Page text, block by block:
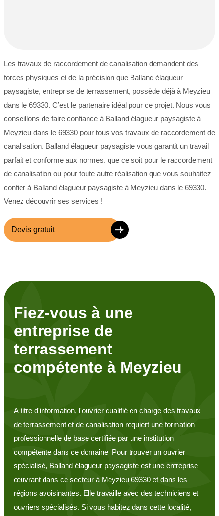
Les travaux de raccordement de canalisation demandent des
forces physiques et de la précision que Balland élagueur
paysagiste, entreprise de terrassement, possède déjà à Meyzieu
dans le 69330. C’est le partenaire idéal pour ce projet. Nous vous
conseillons de faire confiance à Balland élagueur paysagiste à
Meyzieu dans le 69330 pour tous vos travaux de raccordement de
canalisation. Balland élagueur paysagiste vous garantit un travail
parfait et conforme aux normes, que ce soit pour le raccordement
de canalisation ou pour toute autre réalisation que vous souhaitez
confier à Balland élagueur paysagiste à Meyzieu dans le 69330.
Venez découvrir ses services !
Devis gratuit
Fiez-vous à une
entreprise de
terrassement
compétente à Meyzieu
À titre d'information, l'ouvrier qualifié en charge des travaux
de terrassement et de canalisation requiert une formation
professionnelle de base certifiée par une institution
compétente dans ce domaine. Pour trouver un ouvrier
spécialisé, Balland élagueur paysagiste est une entreprise
œuvrant dans ce secteur à Meyzieu 69330 et dans les
régions avoisinantes. Elle travaille avec des techniciens et
ouvriers spécialisés. Si vous habitez dans cette localité,